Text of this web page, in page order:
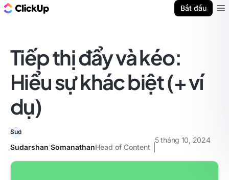
Bắt đầu
Tiếp thị đẩy và kéo:
Hiểu sự khác biệt (+ ví
dụ)
Sudarshan SomanathanHead of Content
5 tháng 10, 2024